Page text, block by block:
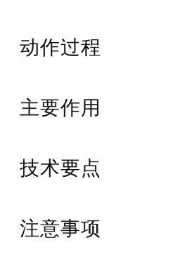
动作过程
主要作用
技术要点
注意事项